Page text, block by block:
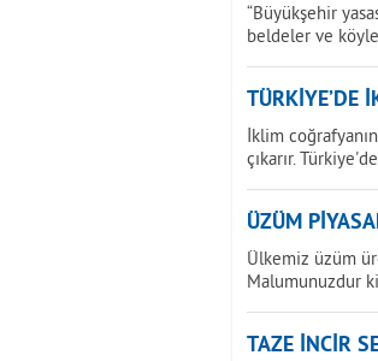
“Büyükşehir
beldeler ve
TÜRKİYE’DE
İklim
çıkarır. Türkiye'de
ÜZÜM
Ülkemiz üzüm
Malumunuzdur
TAZE İNCİR